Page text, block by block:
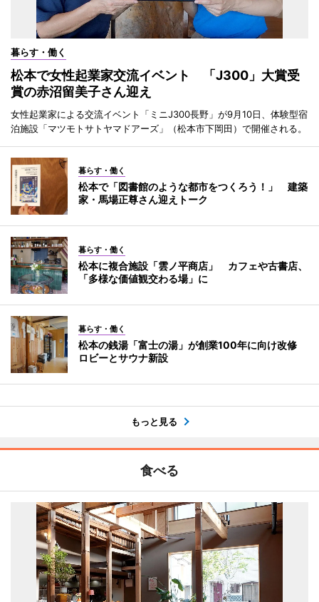
暮らす・働く
松本で女性起業家交流イベント 「J300」大賞受
賞の赤沼留美子さん迎え
女性起業家による交流イベント「ミニJ300長野」が9月10日、体験型宿
泊施設「マツモトサトヤマドアーズ」（松本市下岡田）で開催される。
暮らす・働く
松本で「図書館のような都市をつくろう！」 建築
家・馬場正尊さん迎えトーク
暮らす・働く
松本に複合施設「雲ノ平商店」 カフェや古書店、
「多様な価値観交わる場」に
暮らす・働く
松本の銭湯「富士の湯」が創業100年に向け改修
ロビーとサウナ新設
もっと見る
食べる